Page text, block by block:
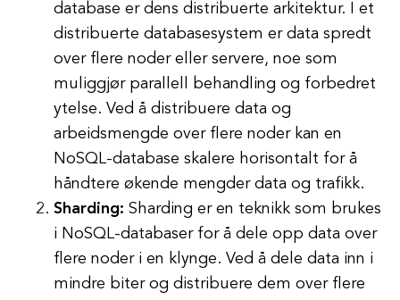
database er dens distribuerte arkitektur. I et
distribuerte databasesystem er data spredt
over flere noder eller servere, noe som
muliggjør parallell behandling og forbedret
ytelse. Ved å distribuere data og
arbeidsmengde over flere noder kan en
NoSQL-database skalere horisontalt for å
håndtere økende mengder data og trafikk.
Sharding: Sharding er en teknikk som brukes
i NoSQL-databaser for å dele opp data over
flere noder i en klynge. Ved å dele data inn i
mindre biter og distribuere dem over flere